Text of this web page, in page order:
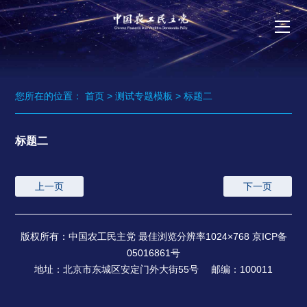
您所在的位置：首页 >测试专题模板 >标题二
标题二
上一页 下一页
版权所有：中国农工民主党 最佳浏览分辨率1024×768 京ICP备
05016861号
地址：北京市东城区安定门外大街55号 邮编：100011